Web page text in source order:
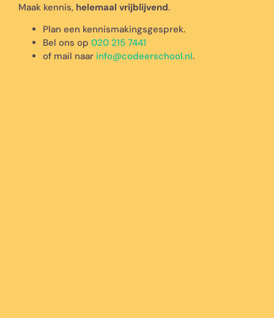
Maak kennis, helemaal vrijblijvend.
Plan een kennismakingsgesprek.
Bel ons op 020 215 7441
of mail naar info@codeerschool.nl.